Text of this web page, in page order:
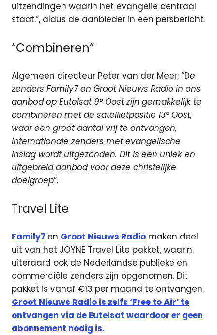
uitzendingen waarin het evangelie centraal
staat.”, aldus de aanbieder in een persbericht.
“Combineren”
Algemeen directeur Peter van der Meer: “De
zenders Family7 en Groot Nieuws Radio in ons
aanbod op Eutelsat 9° Oost zijn gemakkelijk te
combineren met de satellietpositie 13° Oost,
waar een groot aantal vrij te ontvangen,
internationale zenders met evangelische
inslag wordt uitgezonden. Dit is een uniek en
uitgebreid aanbod voor deze christelijke
doelgroep”.
Travel Lite
Family7 en Groot Nieuws Radio maken deel
uit van het JOYNE Travel Lite pakket, waarin
uiteraard ook de Nederlandse publieke en
commerciële zenders zijn opgenomen. Dit
pakket is vanaf €13 per maand te ontvangen.
Groot Nieuws Radio is zelfs ‘Free to Air’ te
ontvangen via de Eutelsat waardoor er geen
abonnement nodig is.